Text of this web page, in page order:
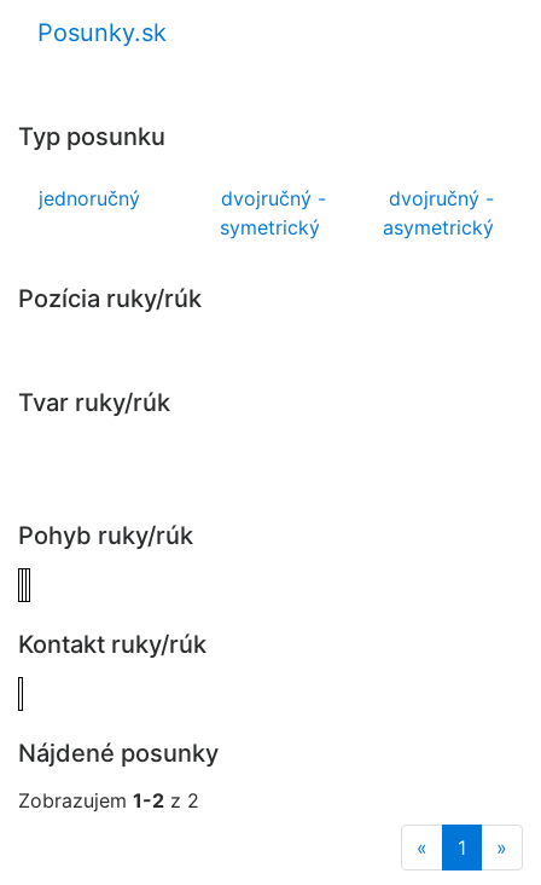
Posunky.sk
Typ posunku
jednoručný
dvojručný -
symetrický
dvojručný -
asymetrický
Pozícia ruky/rúk
Tvar ruky/rúk
Pohyb ruky/rúk
Kontakt ruky/rúk
Nájdené posunky
Zobrazujem 1-2 z 2
«
1 »